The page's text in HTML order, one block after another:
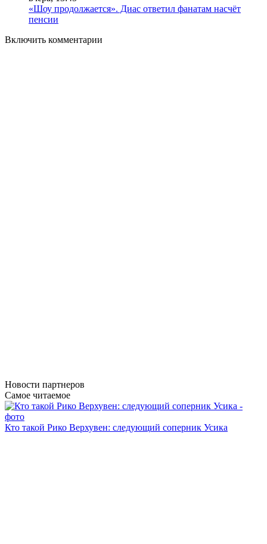
«Шоу продолжается». Диас ответил фанатам насчёт
пенсии
Включить комментарии
Новости партнеров
Самое читаемое
Кто такой Рико Верхувен: следующий соперник Усика